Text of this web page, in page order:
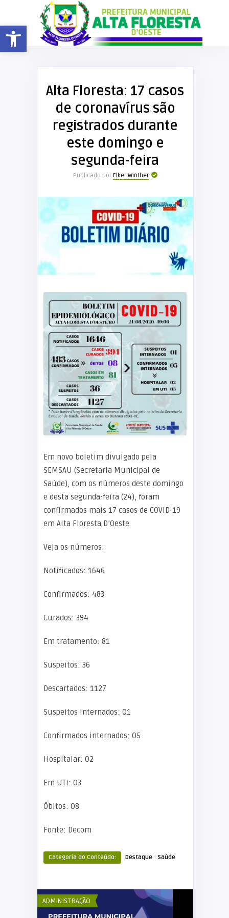
Barra de Ferramentas Aberta
Alta Floresta: 17 casos
de coronavírus são
registrados durante
este domingo e
segunda-feira
Publicado por Elker Winther
Em novo boletim divulgado pela
SEMSAU (Secretaria Municipal de
Saúde), com os números deste domingo
e desta segunda-feira (24), foram
confirmados mais 17 casos de COVID-19
em Alta Floresta D’Oeste.
Veja os números:
Notificados: 1646
Confirmados: 483
Curados: 394
Em tratamento: 81
Suspeitos: 36
Descartados: 1127
Suspeitos internados: 01
Confirmados internados: 05
Hospitalar: 02
Em UTI: 03
Óbitos: 08
Fonte: Decom
Categoria do Conteúdo: Destaque · Saúde
ADMINISTRAÇÃO